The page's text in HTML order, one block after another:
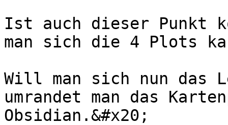
Ist auch dieser Punkt
man sich die 4 Plots
Will man sich nun das
umrandet man das
Obsidian.&#x20;